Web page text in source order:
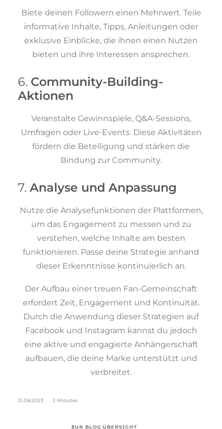
Biete deinen Followern einen Mehrwert. Teile
informative Inhalte, Tipps, Anleitungen oder
exklusive Einblicke, die ihnen einen Nutzen
bieten und ihre Interessen ansprechen.
6. Community-Building-
Aktionen
Veranstalte Gewinnspiele, Q&A-Sessions,
Umfragen oder Live-Events. Diese Aktivitäten
fördern die Beteiligung und stärken die
Bindung zur Community.
7. Analyse und Anpassung
Nutze die Analysefunktionen der Plattformen,
um das Engagement zu messen und zu
verstehen, welche Inhalte am besten
funktionieren. Passe deine Strategie anhand
dieser Erkenntnisse kontinuierlich an.
Der Aufbau einer treuen Fan-Gemeinschaft
erfordert Zeit, Engagement und Kontinuität.
Durch die Anwendung dieser Strategien auf
Facebook und Instagram kannst du jedoch
eine aktive und engagierte Anhängerschaft
aufbauen, die deine Marke unterstützt und
verbreitet.
31.08.2023 2 Minutes
ZUR BLOG ÜBERSICHT